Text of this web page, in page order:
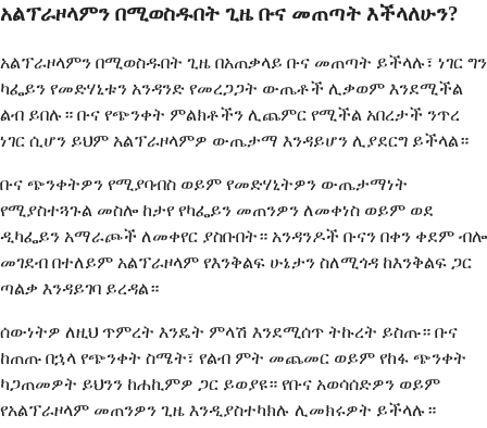
አልፕራዞላምን በሚወስዱበት ጊዜ ቡና መጠጣት እችላለሁን?
አልፕራዞላምን በሚወስዱበት ጊዜ በአጠቃላይ ቡና መጠጣት ይችላሉ፣ ነገር ግን
ካፌይን የመድሃኒቱን አንዳንድ የመረጋጋት ውጤቶች ሊቃወም እንደሚችል
ልብ ይበሉ። ቡና የጭንቀት ምልክቶችን ሊጨምር የሚችል አበረታች ንጥረ
ነገር ሲሆን ይህም አልፕራዞላምዎ ውጤታማ እንዳይሆን ሊያደርግ ይችላል።
ቡና ጭንቀትዎን የሚያባብስ ወይም የመድሃኒትዎን ውጤታማነት
የሚያስተጓጉል መስሎ ከታየ የካፌይን መጠንዎን ለመቀነስ ወይም ወደ
ዲካፌይን አማራጮች ለመቀየር ያስቡበት። አንዳንዶች ቡናን በቀን ቀደም ብሎ
መገደብ በተለይም አልፕራዞላም የእንቅልፍ ሁኔታን ስለሚጎዳ ከእንቅልፍ ጋር
ጣልቃ እንዳይገባ ይረዳል።
ሰውነትዎ ለዚህ ጥምረት እንዴት ምላሽ እንደሚሰጥ ትኩረት ይስጡ። ቡና
ከጠጡ በኋላ የጭንቀት ስሜት፣ የልብ ምት መጨመር ወይም የከፋ ጭንቀት
ካጋጠመዎት ይህንን ከሐኪምዎ ጋር ይወያዩ። የቡና አወሳሰድዎን ወይም
የአልፕራዞላም መጠንዎን ጊዜ እንዲያስተካክሉ ሊመክሩዎት ይችላሉ።